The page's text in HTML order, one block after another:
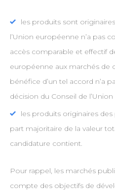
les produits sont
l’Union européenne n’a pas
accès comparable et effectif
européenne aux marchés de
bénéfice d’un tel accord n’a
décision du Conseil de
les produits originaires
part majoritaire de la valeur
candidature contient.
Pour rappel, les marchés
compte des objectifs de